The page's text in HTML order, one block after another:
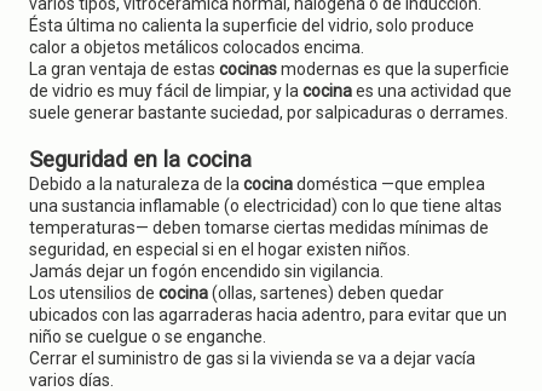
Ésta última no calienta la superficie del vidrio, solo produce
calor a objetos metálicos colocados encima.
La gran ventaja de estas cocinasmodernas es que la superficie
de vidrio es muy fácil de limpiar, y la cocinaes una actividad que
suele generar bastante suciedad, por salpicaduras o derrames.
Seguridad en la cocina
Debido a la naturaleza de la cocinadoméstica —que emplea
una sustancia inflamable (o electricidad) con lo que tiene altas
temperaturas— deben tomarse ciertas medidas mínimas de
seguridad, en especial si en el hogar existen niños.
Jamás dejar un fogón encendido sin vigilancia.
Los utensilios de cocina(ollas, sartenes) deben quedar
ubicados con las agarraderas hacia adentro, para evitar que un
niño se cuelgue o se enganche.
Cerrar el suministro de gas si la vivienda se va a dejar vacía
varios días.